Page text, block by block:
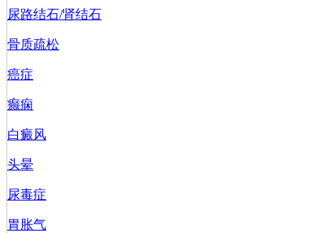
尿路结石/肾结石
骨质疏松
癌症
癫痫
白癜风
头晕
尿毒症
胃胀气